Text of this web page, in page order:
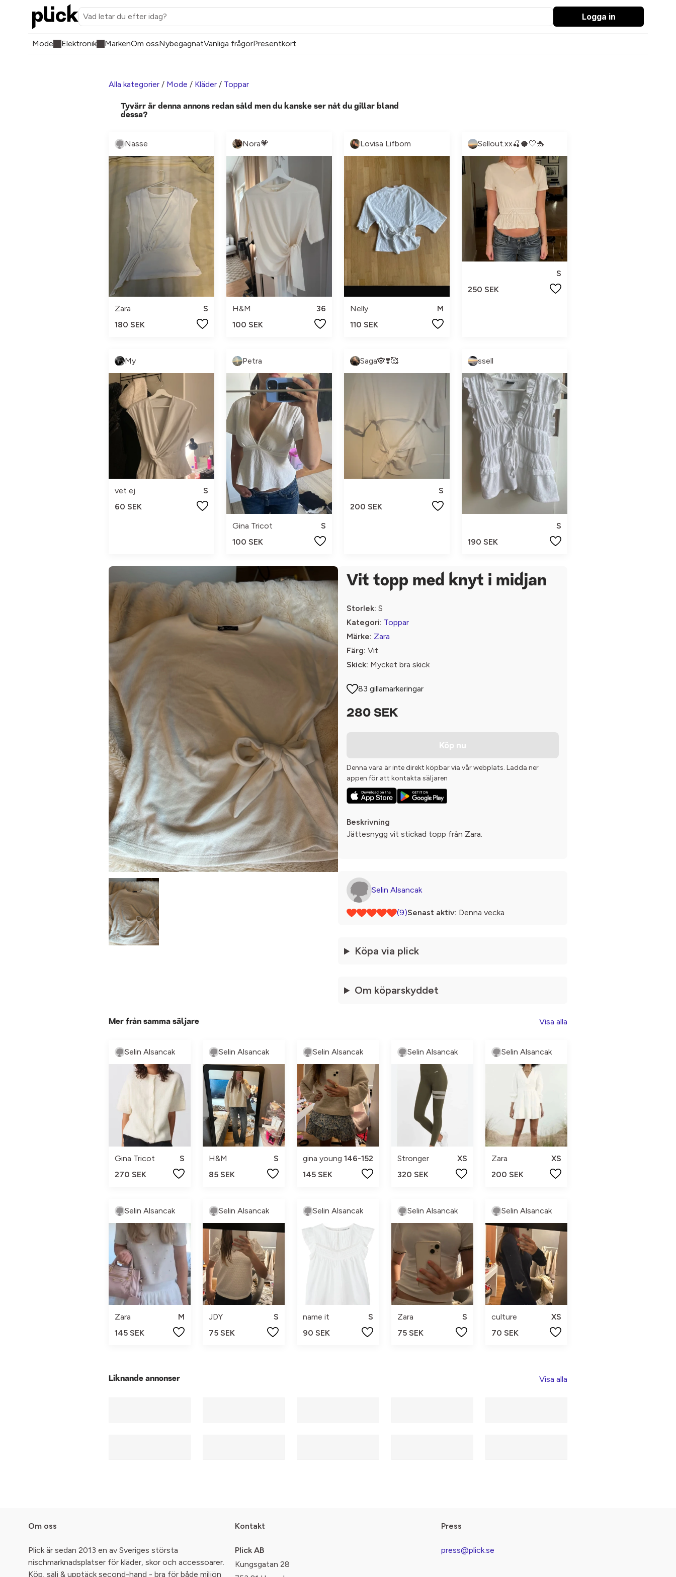
Logga in
Mode Elektronik MärkenOm ossNybegagnatVanliga frågorPresentkort
Alla kategorier / Mode / Kläder / Toppar
Tyvärr är denna annons redan såld men du kanske ser nåt du gillar bland
dessa?
Nasse
Zara
S
180 SEK
Nora💗
H&M
36
100 SEK
Lovisa Lifbom
Nelly
M
110 SEK
Sellout.xx🍒🥥🤍🐬
S
250 SEK
My
vet ej
S
60 SEK
Petra
Gina Tricot
S
100 SEK
Saga🙈❣️🥰
S
200 SEK
ssell
S
190 SEK
Vit topp med knyt i midjan
Storlek: S
Kategori: Toppar
Märke: Zara
Färg: Vit
Skick: Mycket bra skick
83 gillamarkeringar
280 SEK
Köp nu
Denna vara är inte direkt köpbar via vår webplats. Ladda ner
appen för att kontakta säljaren
Beskrivning
Jättesnygg vit stickad topp från Zara.
Selin Alsancak
(9)Senast aktiv: Denna vecka
Köpa via plick
Om köparskyddet
Mer från samma säljare Visa alla
Selin Alsancak
Gina Tricot
S
270 SEK
Selin Alsancak
H&M
S
85 SEK
Selin Alsancak
gina young 146-152
145 SEK
Selin Alsancak
Stronger
XS
320 SEK
Selin Alsancak
Zara
XS
200 SEK
Selin Alsancak
Zara
M
145 SEK
Selin Alsancak
JDY
S
75 SEK
Selin Alsancak
name it
S
90 SEK
Selin Alsancak
Zara
S
75 SEK
Selin Alsancak
culture
XS
70 SEK
Liknande annonser Visa alla
Om oss
Plick är sedan 2013 en av Sveriges största
nischmarknadsplatser för kläder, skor och accessoarer.
Köp, sälj & upptäck second-hand - bra för både miljön
Kontakt
Plick AB
Kungsgatan 28
Press
press@plick.se